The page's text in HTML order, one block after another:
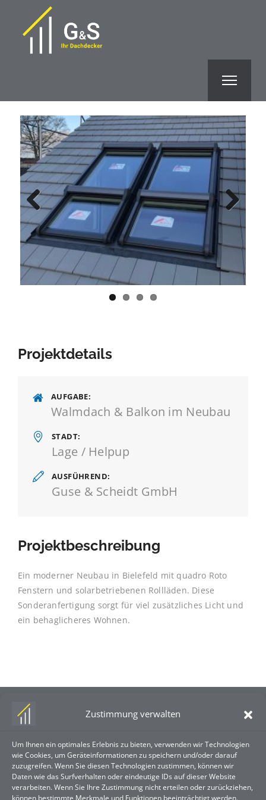
Zustimmung verwalten
Um Ihnen ein optimales Erlebnis zu bieten, verwenden wir Technologien
wie Cookies, um Geräteinformationen zu speichern und/oder darauf
zuzugreifen. Wenn Sie diesen Technologien zustimmen, können wir
Daten wie das Surfverhalten oder eindeutige IDs auf dieser Website
verarbeiten. Wenn Sie Ihre Zustimmung nicht erteilen oder zurückziehen,
können bestimmte Merkmale und Funktionen beeinträchtigt werden.
Previous Next
Projektdetails
AUFGABE
Walmdach & Balkon im Neubau
STADT
Lage / Helpup
AUSFÜHREND
Guse & Scheidt GmbH
Projektbeschreibung
Ein moderner Neubau in Bielefeld mit quadro Roto
Fenstern und solarbetriebenen Rollläden. Diese
Sonderanfertigung sorgt für viel zusätzliches Licht und
ein behaglicheres Wohnen.
Guse & Scheidt GmbH
Gildestr. 2